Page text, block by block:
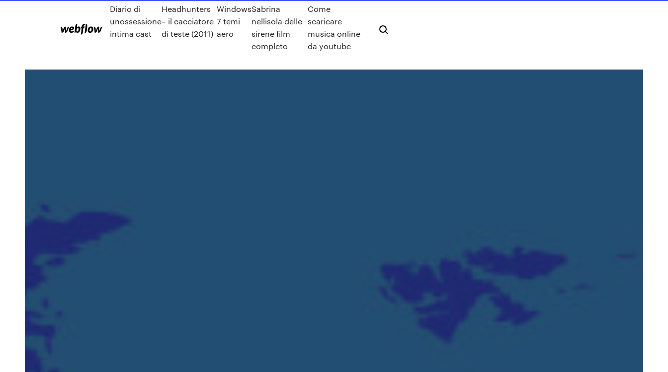
Diario di
unossessione
intima cast
Headhunters
– il cacciatore
di teste (2011)
Windows
7 temi
aero
Sabrina
nellisola delle
sirene film
completo
Come
scaricare
musica online
da youtube